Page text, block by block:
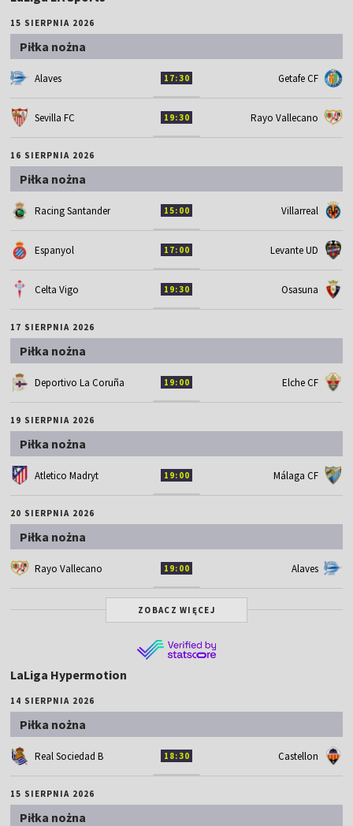
15 SIERPNIA 2026
Piłka nożna
Alaves 17:30 Getafe CF
Sevilla FC 19:30 Rayo Vallecano
16 SIERPNIA 2026
Piłka nożna
Racing Santander 15:00 Villarreal
Espanyol 17:00 Levante UD
Celta Vigo 19:30 Osasuna
17 SIERPNIA 2026
Piłka nożna
Deportivo La Coruña 19:00 Elche CF
19 SIERPNIA 2026
Piłka nożna
Atletico Madryt 19:00 Málaga CF
20 SIERPNIA 2026
Piłka nożna
Rayo Vallecano 19:00 Alaves
ZOBACZ WIĘCEJ
LaLiga Hypermotion
14 SIERPNIA 2026
Piłka nożna
Real Sociedad B 18:30 Castellon
15 SIERPNIA 2026
Piłka nożna